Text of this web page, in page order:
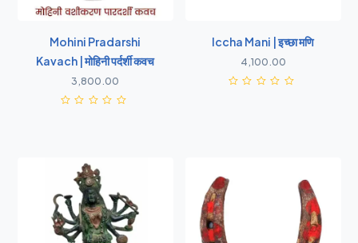
Mohini Pradarshi
Kavach | मोहिनी पर्दर्शी कवच
3,800.00
Iccha Mani | इच्छा मणि
4,100.00